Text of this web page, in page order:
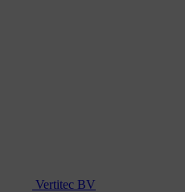
Vertitec BV